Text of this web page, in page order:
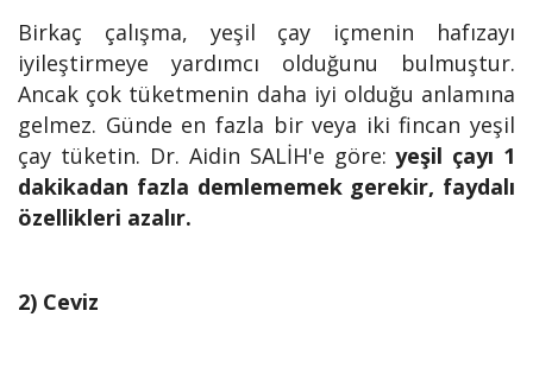
Birkaç çalışma, yeşil çay içmenin hafızayı
iyileştirmeye yardımcı olduğunu bulmuştur.
Ancak çok tüketmenin daha iyi olduğu anlamına
gelmez. Günde en fazla bir veya iki fincan yeşil
çay tüketin. Dr. Aidin SALİH'e göre: yeşil çayı 1
dakikadan fazla demlememek gerekir, faydalı
özellikleri azalır.
2) Ceviz